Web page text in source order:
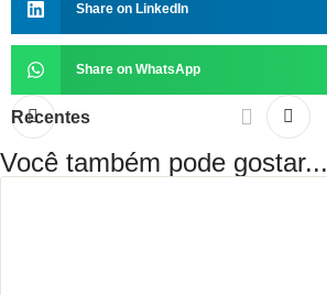
Share on LinkedIn
Share on WhatsApp
Recentes
Você também pode gostar...